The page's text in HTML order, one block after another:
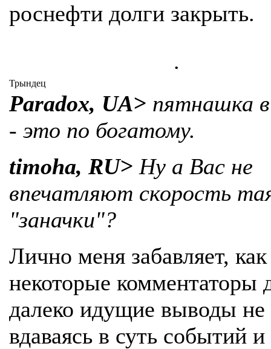
роснефти долги закрыть.
.
Трындец
Paradox, UA> пятнашка
- это по богатому.
timoha, RU> Ну а Вас не
впечатляют скорость
"заначки"?
Лично меня забавляет, как
некоторые комментаторы
далеко идущие выводы не
вдаваясь в суть событий и